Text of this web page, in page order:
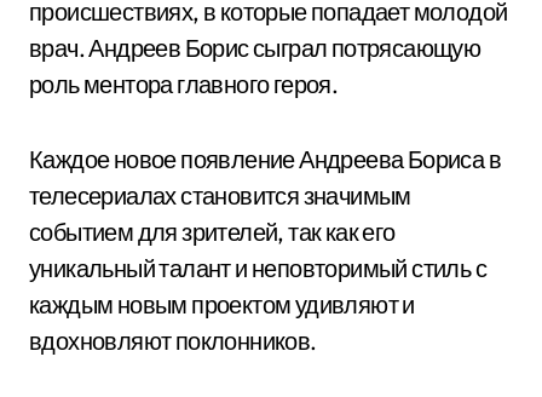
происшествиях, в которые попадает молодой
врач. Андреев Борис сыграл потрясающую
роль ментора главного героя.
Каждое новое появление Андреева Бориса в
телесериалах становится значимым
событием для зрителей, так как его
уникальный талант и неповторимый стиль с
каждым новым проектом удивляют и
вдохновляют поклонников.